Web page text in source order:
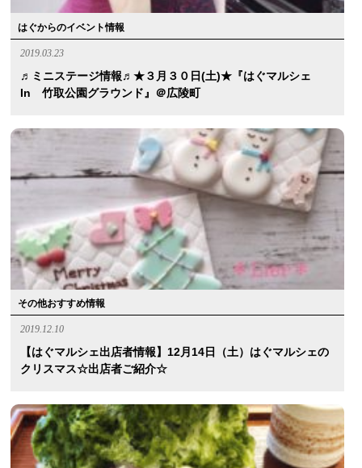
はぐからのイベント情報
2019.03.23
♬ミニステージ情報♬★３月３０日(土)★『はぐマルシェ
In 竹取公園グラウンド』＠広陵町
その他おすすめ情報
2019.12.10
【はぐマルシェ出店者情報】12月14日（土）はぐマルシェの
クリスマス☆出店者ご紹介☆